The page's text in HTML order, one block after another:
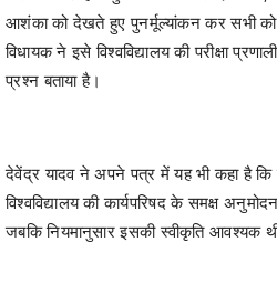
प्रश्न बताया है।
जबकि नियमानुसार इसकी स्वीकृति आवश्यक